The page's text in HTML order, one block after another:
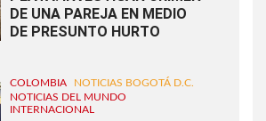
DE UNA PAREJA EN MEDIO
DE PRESUNTO HURTO
COLOMBIA
NOTICIAS BOGOTÁ D.C.
NOTICIAS DEL MUNDO
INTERNACIONAL